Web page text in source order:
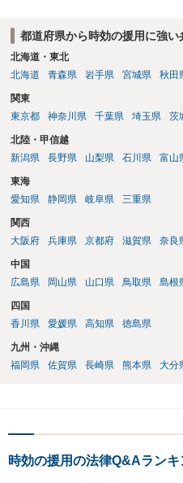
都道府県から時効の援用に強い
北海道・東北
北海道
青森県 岩手県 宮城県 秋田
関東
東京都
神奈川県 千葉県 埼玉県 茨
北陸・甲信越
新潟県
長野県 山梨県 石川県 富山
東海
愛知県
静岡県 岐阜県 三重県
関西
大阪府
兵庫県 京都府 滋賀県 奈良
中国
広島県
岡山県 山口県 鳥取県 島根
四国
香川県
愛媛県 高知県 徳島県
九州・沖縄
福岡県
佐賀県 長崎県 熊本県 大分
時効の援用の法律Q&Aランキ